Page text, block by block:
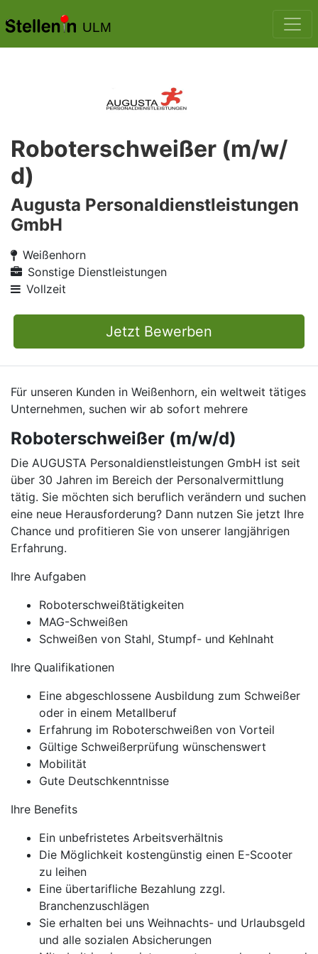
ULM
Roboterschweißer (m/w/
d)
Augusta Personaldienstleistungen
GmbH
Weißenhorn
Sonstige Dienstleistungen
Vollzeit
Jetzt Bewerben
Für unseren Kunden in Weißenhorn, ein weltweit tätiges
Unternehmen, suchen wir ab sofort mehrere
Roboterschweißer (m/w/d)
Die AUGUSTA Personaldienstleistungen GmbH ist seit
über 30 Jahren im Bereich der Personalvermittlung
tätig. Sie möchten sich beruflich verändern und suchen
eine neue Herausforderung? Dann nutzen Sie jetzt Ihre
Chance und profitieren Sie von unserer langjährigen
Erfahrung.
Ihre Aufgaben
Roboterschweißtätigkeiten
MAG-Schweißen
Schweißen von Stahl, Stumpf- und Kehlnaht
Ihre Qualifikationen
Eine abgeschlossene Ausbildung zum Schweißer
oder in einem Metallberuf
Erfahrung im Roboterschweißen von Vorteil
Gültige Schweißerprüfung wünschenswert
Mobilität
Gute Deutschkenntnisse
Ihre Benefits
Ein unbefristetes Arbeitsverhältnis
Die Möglichkeit kostengünstig einen E-Scooter
zu leihen
Eine übertarifliche Bezahlung zzgl.
Branchenzuschlägen
Sie erhalten bei uns Weihnachts- und Urlaubsgeld
und alle sozialen Absicherungen